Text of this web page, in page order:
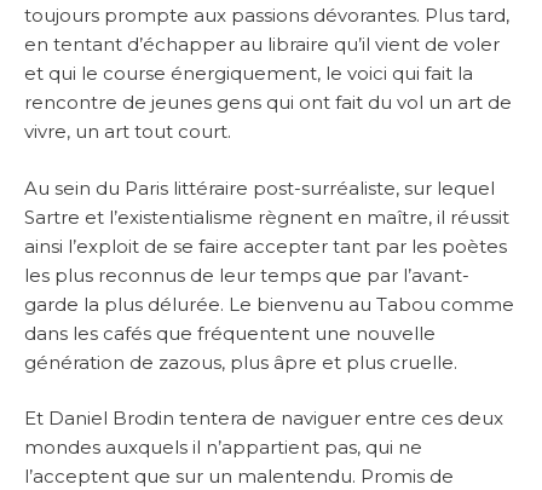
toujours prompte aux passions dévorantes. Plus tard,
en tentant d’échapper au libraire qu’il vient de voler
et qui le course énergiquement, le voici qui fait la
rencontre de jeunes gens qui ont fait du vol un art de
vivre, un art tout court.
Au sein du Paris littéraire post-surréaliste, sur lequel
Sartre et l’existentialisme règnent en maître, il réussit
ainsi l’exploit de se faire accepter tant par les poètes
les plus reconnus de leur temps que par l’avant-
garde la plus délurée. Le bienvenu au Tabou comme
dans les cafés que fréquentent une nouvelle
génération de zazous, plus âpre et plus cruelle.
Et Daniel Brodin tentera de naviguer entre ces deux
mondes auxquels il n’appartient pas, qui ne
l’acceptent que sur un malentendu. Promis de